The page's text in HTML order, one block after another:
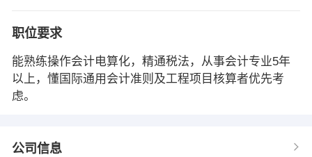
职位要求
能熟练操作会计电算化，精通税法，从事会计专业5年
以上，懂国际通用会计准则及工程项目核算者优先考
虑。
公司信息